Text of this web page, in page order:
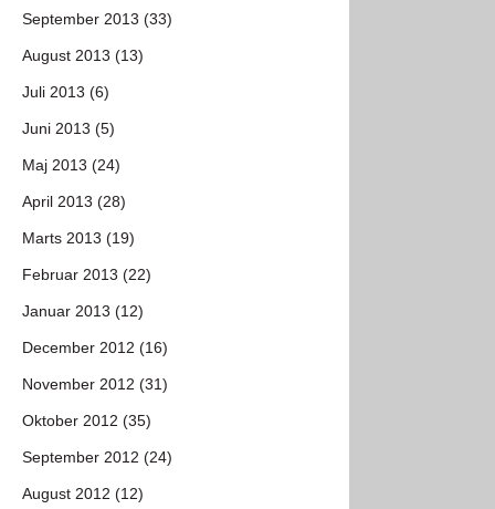
September 2013 (33)
August 2013 (13)
Juli 2013 (6)
Juni 2013 (5)
Maj 2013 (24)
April 2013 (28)
Marts 2013 (19)
Februar 2013 (22)
Januar 2013 (12)
December 2012 (16)
November 2012 (31)
Oktober 2012 (35)
September 2012 (24)
August 2012 (12)